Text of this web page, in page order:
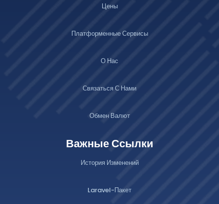
Цены
Платформенные Сервисы
О Нас
Связаться С Нами
Обмен Валют
Важные Ссылки
История Изменений
Laravel-Пакет